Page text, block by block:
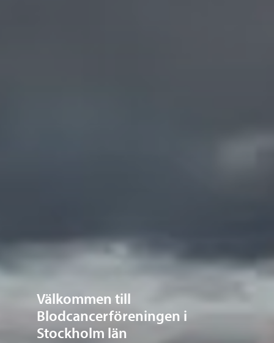
Välkommen till
Blodcancerföreningen i
Stockholm län